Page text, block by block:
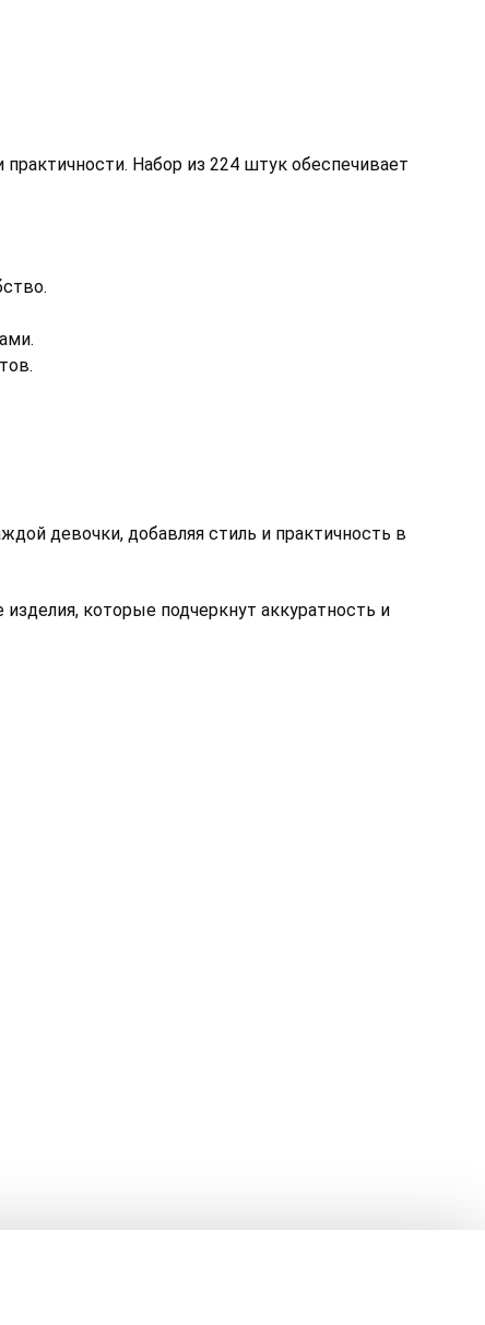
Набор из 224 штук обеспечивает
девочки, добавляя стиль и практичность в
которые подчеркнут аккуратность и